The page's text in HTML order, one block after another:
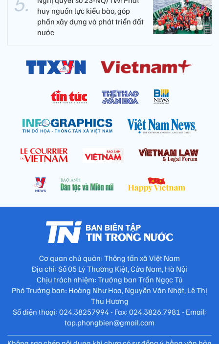
huy nguồn lực kiều bào, góp
phần xây dựng và phát triển đất
nước
Cơ quan chủ quản: Thông tấn xã Việt Nam
Địa chỉ: Số 05 Lý Thường Kiệt, Cửa Nam, Hà Nội
Chịu trách nhiệm: Trưởng ban Trần Ngọc Tú
Phó Trưởng ban: Hoàng Như Hoa, Nguyễn Văn Nhật, Lê Thị
Thu Hương
Số điện thoại: 024.38257994 - Fax: 024.3826.7981 - Email:
tap.phongbien@gmail.com